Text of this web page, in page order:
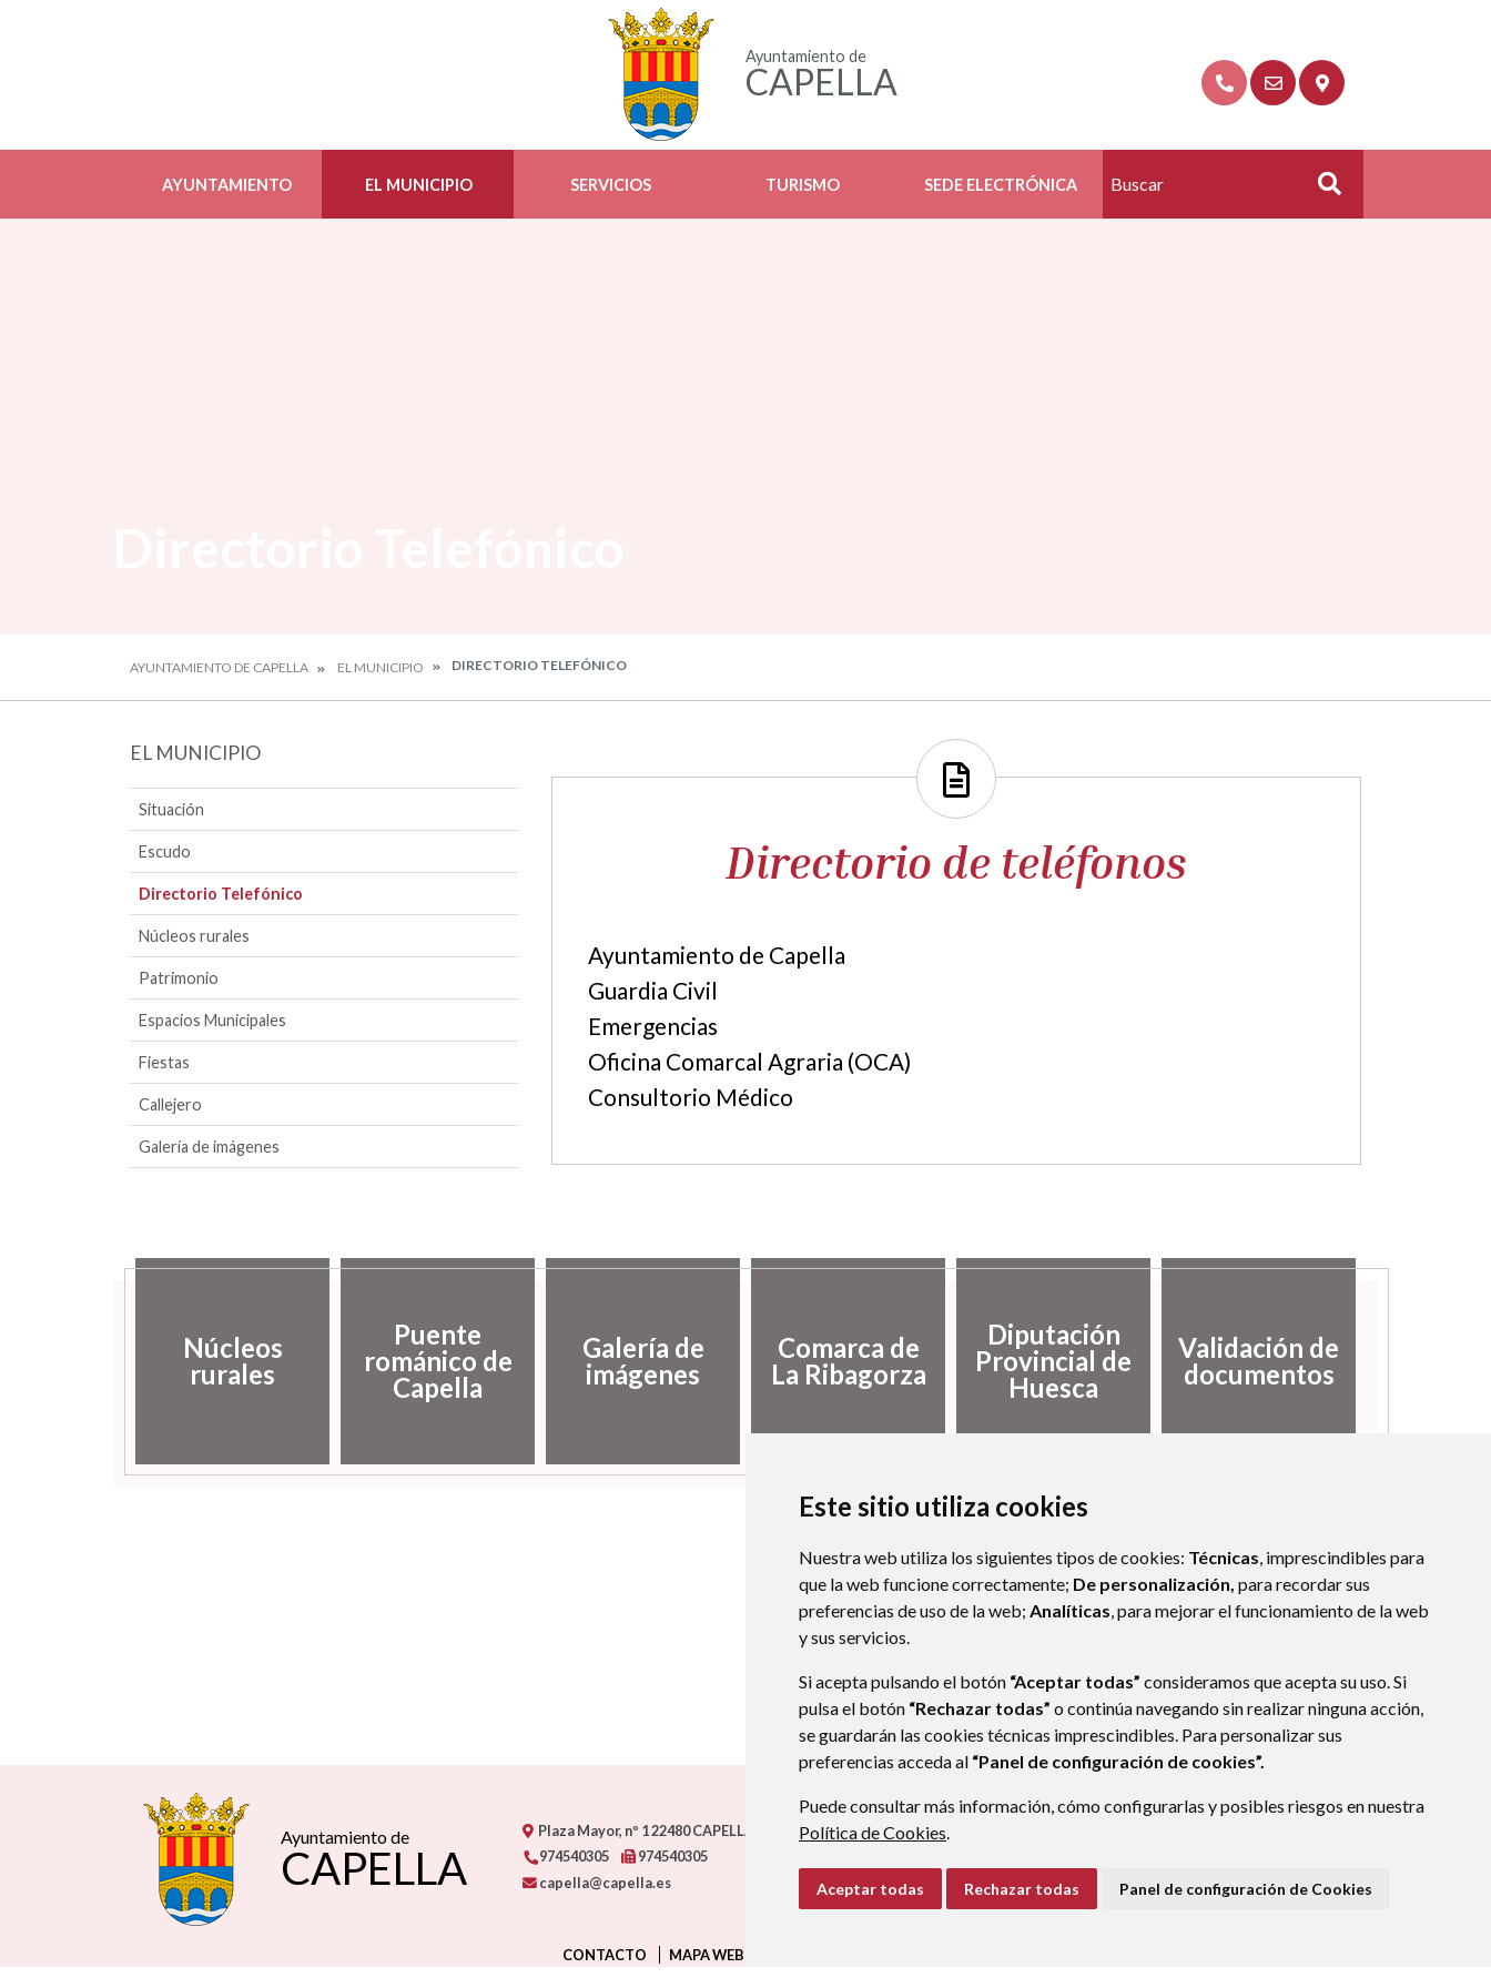
Este sitio utiliza cookies
Nuestra web utiliza los siguientes tipos de cookies: Técnicas, imprescindibles para
que la web funcione correctamente; De personalización, para recordar sus
preferencias de uso de la web; Analíticas, para mejorar el funcionamiento de la web
y sus servicios.
Si acepta pulsando el botón “Aceptar todas” consideramos que acepta su uso. Si
pulsa el botón “Rechazar todas” o continúa navegando sin realizar ninguna acción,
se guardarán las cookies técnicas imprescindibles. Para personalizar sus
preferencias acceda al “Panel de configuración de cookies”.
Puede consultar más información, cómo configurarlas y posibles riesgos en nuestra
Política de Cookies.
Aceptar todas Rechazar todas Panel de configuración de Cookies
Ayuntamiento de
CAPELLA
AYUNTAMIENTO EL MUNICIPIO SERVICIOS TURISMO SEDE ELECTRÓNICA Buscar
AYUNTAMIENTO DE CAPELLA EL MUNICIPIO DIRECTORIO TELEFÓNICO
EL MUNICIPIO
Situación
Escudo
Directorio Telefónico
Núcleos rurales
Patrimonio
Espacios Municipales
Fiestas
Callejero
Galería de imágenes
Directorio de teléfonos
Ayuntamiento de Capella
Guardia Civil
Emergencias
Oficina Comarcal Agraria (OCA)
Consultorio Médico
Núcleos
rurales
Puente
románico de
Capella
Galería de
imágenes
Comarca de
La Ribagorza
Diputación
Provincial de
Huesca
Validación de
documentos
Ayuntamiento de
CAPELLA
Plaza Mayor, nº 122480CAPELLA (HUESCA)- ARAGÓN(ESPAÑA)
974540305
974540305
capella@capella.es
CONTACTO MAPA WEB